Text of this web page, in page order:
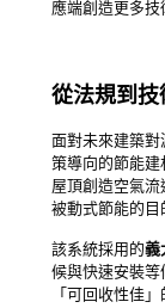
應端創造更多技
從法規到
面對未來建築對
策導向的節能
屋頂創造空氣
被動式節能的目
該系統採用的義
候與快速安裝等
「可回收性佳」